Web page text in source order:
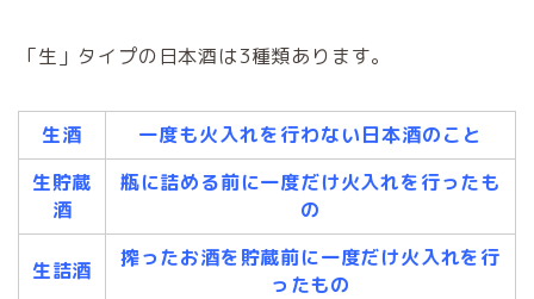
「生」タイプの日本酒は3種類あります。
生酒
一度も火入れを行わない日本酒のこと
生貯蔵
酒
瓶に詰める前に一度だけ火入れを行ったも
の
生詰酒
搾ったお酒を貯蔵前に一度だけ火入れを行
ったもの